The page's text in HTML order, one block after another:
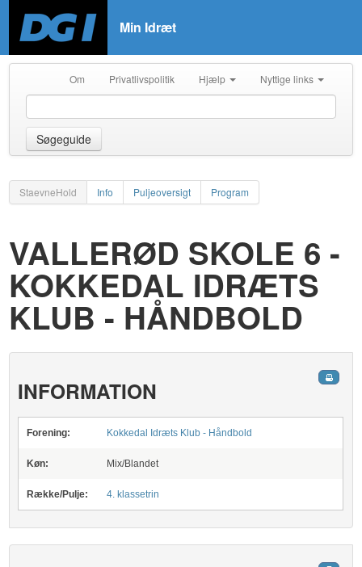
Min Idræt
Om Privatlivspolitik Hjælp Nyttige links
Søgeguide
StaevneHold Info Puljeoversigt Program
VALLERØD SKOLE 6 -
KOKKEDAL IDRÆTS
KLUB - HÅNDBOLD
INFORMATION
Forening: Kokkedal Idræts Klub - Håndbold
Køn: Mix/Blandet
Række/Pulje: 4. klassetrin